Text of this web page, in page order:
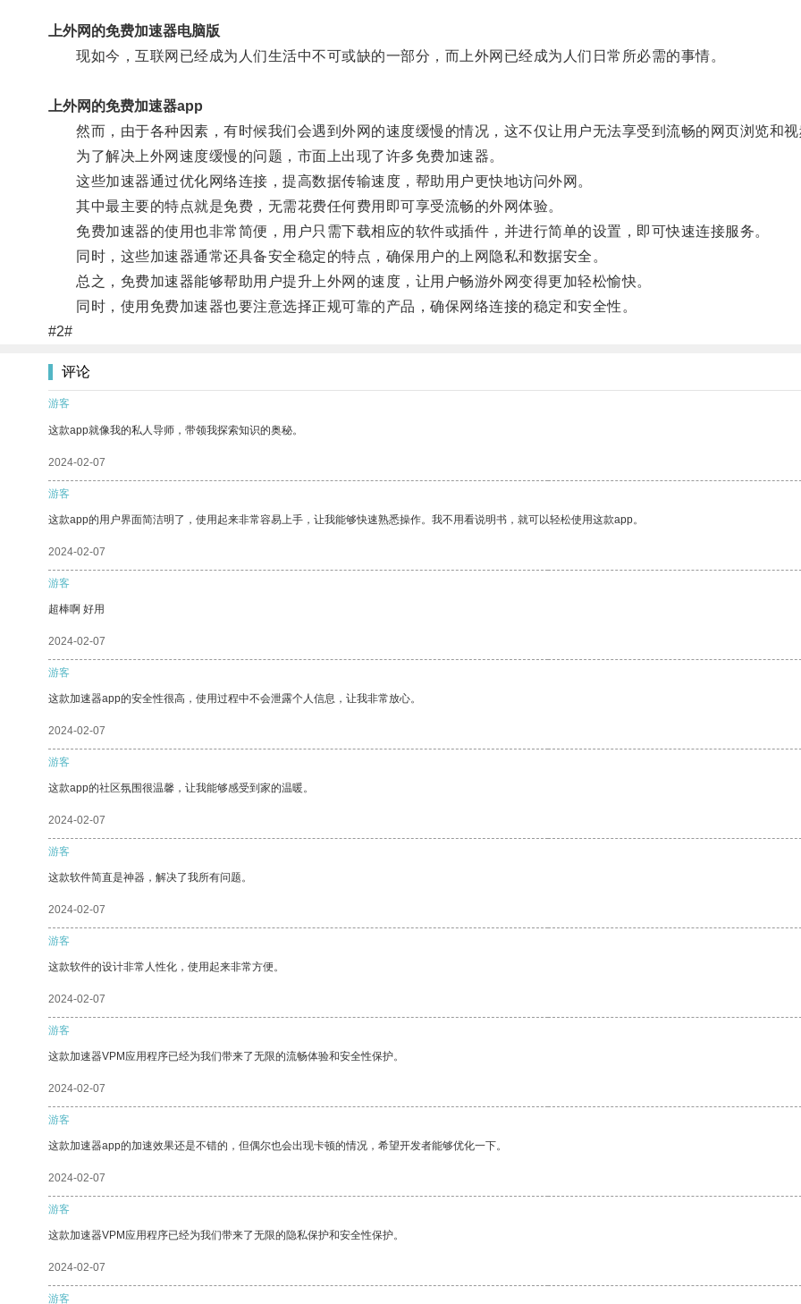
上外网的免费加速器电脑版
现如今，互联网已经成为人们生活中不可或缺的一部分，而上外网已经成为人们日常所必需的事情。
上外网的免费加速器app
然而，由于各种因素，有时候我们会遇到外网的速度缓慢的情况，这不仅让用户无法享受到流畅的网页浏览和视
为了解决上外网速度缓慢的问题，市面上出现了许多免费加速器。
这些加速器通过优化网络连接，提高数据传输速度，帮助用户更快地访问外网。
其中最主要的特点就是免费，无需花费任何费用即可享受流畅的外网体验。
免费加速器的使用也非常简便，用户只需下载相应的软件或插件，并进行简单的设置，即可快速连接服务。
同时，这些加速器通常还具备安全稳定的特点，确保用户的上网隐私和数据安全。
总之，免费加速器能够帮助用户提升上外网的速度，让用户畅游外网变得更加轻松愉快。
同时，使用免费加速器也要注意选择正规可靠的产品，确保网络连接的稳定和安全性。
#2#
评论
游客
这款app就像我的私人导师，带领我探索知识的奥秘。
2024-02-07
游客
这款app的用户界面简洁明了，使用起来非常容易上手，让我能够快速熟悉操作。我不用看说明书，就可以轻松使用这款app。
2024-02-07
游客
超棒啊 好用
2024-02-07
游客
这款加速器app的安全性很高，使用过程中不会泄露个人信息，让我非常放心。
2024-02-07
游客
这款app的社区氛围很温馨，让我能够感受到家的温暖。
2024-02-07
游客
这款软件简直是神器，解决了我所有问题。
2024-02-07
游客
这款软件的设计非常人性化，使用起来非常方便。
2024-02-07
游客
这款加速器VPM应用程序已经为我们带来了无限的流畅体验和安全性保护。
2024-02-07
游客
这款加速器app的加速效果还是不错的，但偶尔也会出现卡顿的情况，希望开发者能够优化一下。
2024-02-07
游客
这款加速器VPM应用程序已经为我们带来了无限的隐私保护和安全性保护。
2024-02-07
游客